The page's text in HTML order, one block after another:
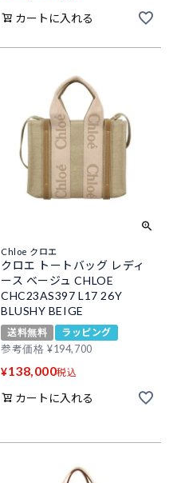
カートに入れる
Chloe クロエ
クロエ トートバッグ レディ
ース ベージュ CHLOE
CHC23AS397 L17 26Y
BLUSHY BEIGE
送料無料
ラッピング
参考価格 ¥194,700
¥138,000税込
カートに入れる